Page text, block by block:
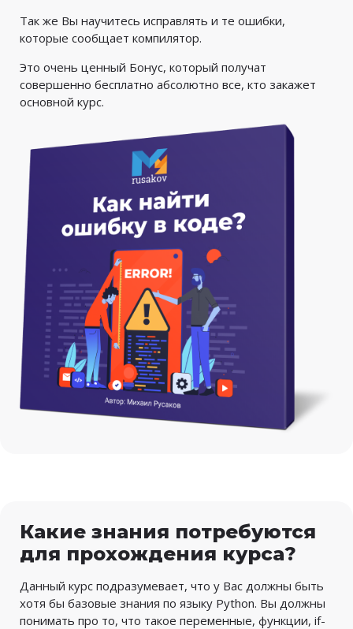
Так же Вы научитесь исправлять и те ошибки,
которые сообщает компилятор.
Это очень ценный Бонус, который получат
совершенно бесплатно абсолютно все, кто закажет
основной курс.
Какие знания потребуются
для прохождения курса?
Данный курс подразумевает, что у Вас должны быть
хотя бы базовые знания по языку Python. Вы должны
понимать про то, что такое переменные, функции, if-